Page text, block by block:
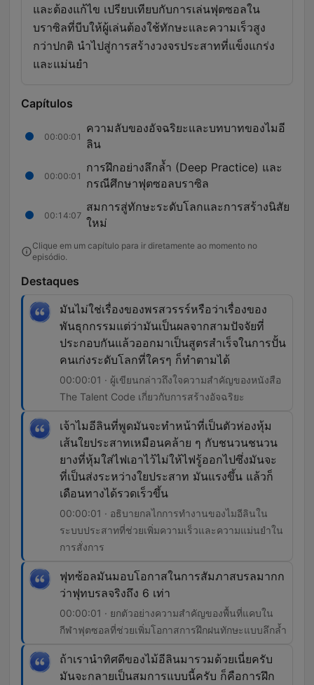
และต้องแก้ไข เปรียบเทียบกับการเล่นฟุตซอลใน
บราซิลที่บีบให้ผู้เล่นต้องใช้ทักษะและความเร็วสูง
กว่าปกติ นำไปสู่การสร้างวงจรประสาทที่แข็งแกร่ง
และแม่นยำ
Capítulos
00:00:01
ความลับของอัจฉริยะและบทบาทของไมอี
ลิน
00:00:01
การฝึกอย่างลึกล้ำ (Deep Practice) และ
กรณีศึกษาฟุตซอลบราซิล
00:14:07
สมการสู่ทักษะระดับโลกและการสร้างนิสัย
ใหม่
Clique em um capítulo para ir diretamente ao momento no
episódio.
Destaques
มันไม่ใช่เรื่องของพรสวรรร์หรือว่าเรื่องของ
พันธุกกรรมแต่ว่ามันเป็นผลจากสามปัจจัยที่
ประกอบกันแล้วออกมาเป็นสูตรสำเร็จในการปั้น
คนเก่งระดับโลกที่ใครๆ ก็ทำตามได้
00:00:01 · ผู้เขียนกล่าวถึงใจความสำคัญของหนังสือ
The Talent Code เกี่ยวกับการสร้างอัจฉริยะ
เจ้าไมอีลินที่พูดมันจะทำหน้าที่เป็นตัวห่องหุ้ม
เส้นใยประสาทเหมือนคล้าย ๆ กับชนวนชนวน
ยางที่หุ้มใส่ไฟเอาไว้ไม่ให้ไฟรู้ออกไปซึ่งมันจะ
ที่เป็นส่งระหว่างใยประสาท มันแรงขึ้น แล้วก็
เดือนทางได้รวดเร็วขึ้น
00:00:01 · อธิบายกลไกการทำงานของไมอีลินใน
ระบบประสาทที่ช่วยเพิ่มความเร็วและความแม่นยำใน
การสั่งการ
ฟุทซ้อลมันมอบโอกาสในการสัมภาสบรลมากก
ว่าฟุทบรลจริงถึง 6 เท่า
00:00:01 · ยกตัวอย่างความสำคัญของพื้นที่แคบใน
กีฬาฟุตซอลที่ช่วยเพิ่มโอกาสการฝึกฝนทักษะแบบลึกล้ำ
ถ้าเรานำทิศดีของไม้อีลินมารวมด้วยเนี่ยครับ
มันจะกลายเป็นสมการแบบนี้ครับ ก็คือการฝึก